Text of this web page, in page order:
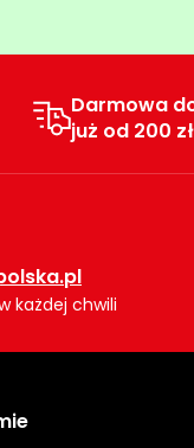
Darmowa
już od 200
każdej chwili